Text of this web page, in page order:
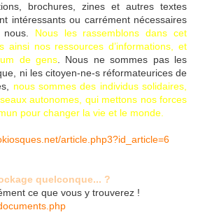
brochures, zines et autres textes
intéressants ou carrément nécessaires
Nous les rassemblons dans cet
ainsi nos ressources d’informations, et
de gens . Nous ne sommes pas les
ni les citoyen-ne-s réformateurices de
nous sommes des individus solidaires,
autonomes, qui mettons nos forces
pour changer la vie et le monde.
article.php3?id_article=6
quelconque... ?
ce que vous y trouverez !